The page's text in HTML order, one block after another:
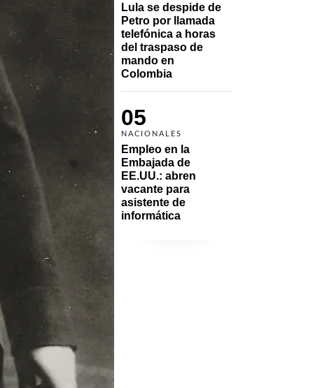
Lula se despide de
Petro por llamada
telefónica a horas
del traspaso de
mando en
Colombia
05
NACIONALES
Empleo en la
Embajada de
EE.UU.: abren
vacante para
asistente de
informática